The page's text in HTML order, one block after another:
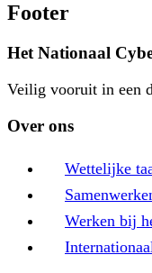
Footer
Het Nationaal
Veilig vooruit in een
Over ons
Wettelijke
Werken bij